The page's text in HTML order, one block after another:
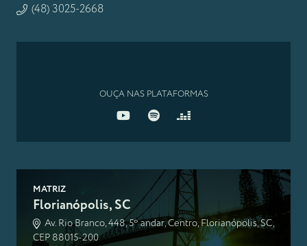
(48) 3025-2668
OUÇA NAS PLATAFORMAS
MATRIZ
Florianópolis, SC
Av. Rio Branco, 448, 5º andar, Centro, Florianópolis, SC,
CEP 88015-200